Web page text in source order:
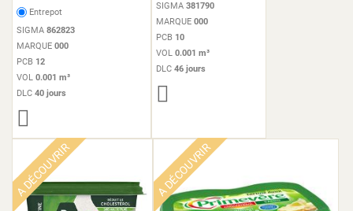
Entrepot
SIGMA 862823
MARQUE 000
PCB 12
VOL 0.001 m³
DLC 40 jours
SIGMA 381790
MARQUE 000
PCB 10
VOL 0.001 m³
DLC 46 jours
A DÉCOUVRIR A DÉCOUVRIR